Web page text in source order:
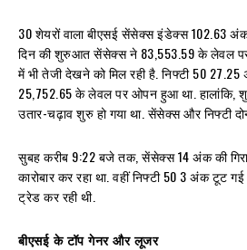
30 शेयरों वाला बीएसई सेंसेक्स इंडेक्स 102.63
दिन की शुरुआत सेंसेक्स ने 83,553.59 के लेवल पर
में भी तेजी देखने को मिल रही है. निफ्टी 50
25,752.65 के लेवल पर ओपन हुआ था. हालांकि,
उतार-चढ़ाव शुरु हो गया था. सेंसेक्स और निफ्टी
सुबह करीब 9:22 बजे तक, सेंसेक्स 14 अंक की
कारोबार कर रहा था. वहीं निफ्टी 50 3 अंक टूट
ट्रेड कर रही थी.
बीएसई के टॉप गेनर और लूजर